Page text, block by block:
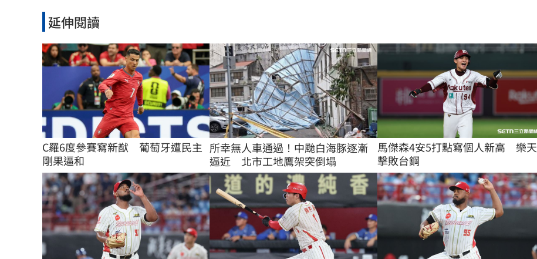
延伸閱讀
C羅6度參賽寫新猷　葡萄牙遭民主
剛果逼和
所幸無人車通過！中颱白海豚逐漸
逼近 北市工地鷹架突倒塌
馬傑森4安5打點寫個人新高　樂天
擊敗台鋼